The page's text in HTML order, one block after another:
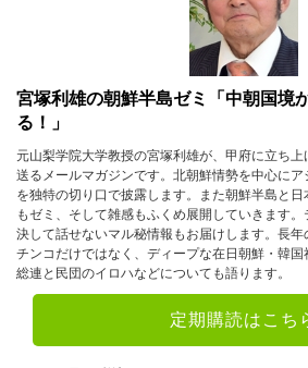
宮塚利雄の朝鮮半島ゼミ「中朝国境
る！」
元山梨学院大学教授の宮塚利雄が、甲府に立ち
送るメールマガジンです。北朝鮮情勢を中心に
を独特の切り口で披露します。また朝鮮半島と
もゼミ、そして雑感もふくめ展開していきます
決して話せないマル秘情報もお届けします。長
チンコだけではなく、ディープな在日朝鮮・韓
総連と民団のイロハなどについても語ります。
定期購読はこち